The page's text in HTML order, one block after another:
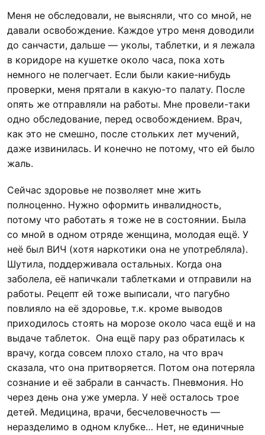
Меня не обследовали, не выясняли, что со мной, не
давали освобождение. Каждое утро меня доводили
до санчасти, дальше — уколы, таблетки, и я лежала
в коридоре на кушетке около часа, пока хоть
немного не полегчает. Если были какие-нибудь
проверки, меня прятали в какую-то палату. После
опять же отправляли на работы. Мне провели-таки
одно обследование, перед освобождением. Врач,
как это не смешно, после стольких лет мучений,
даже извинилась. И конечно не потому, что ей было
жаль.
Сейчас здоровье не позволяет мне жить
полноценно. Нужно оформить инвалидность,
потому что работать я тоже не в состоянии. Была
со мной в одном отряде женщина, молодая ещё. У
неё был ВИЧ (хотя наркотики она не употребляла).
Шутила, поддерживала остальных. Когда она
заболела, её напичкали таблетками и отправили на
работы. Рецепт ей тоже выписали, что пагубно
повлияло на её здоровье, т.к. кроме выводов
приходилось стоять на морозе около часа ещё и на
выдаче таблеток. Она ещё пару раз обратилась к
врачу, когда совсем плохо стало, на что врач
сказала, что она притворяется. Потом она потеряла
сознание и её забрали в санчасть. Пневмония. Но
через день она уже умерла. У неё осталось трое
детей. Медицина, врачи, бесчеловечность —
неразделимо в одном клубке… Нет, не единичные